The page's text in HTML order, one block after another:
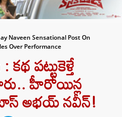
Naveen Sensational Post On
Over Performance
పట్టుకెళ్తే
హీరోయిన్ల
బాస్ అభయ్ నవీన్!